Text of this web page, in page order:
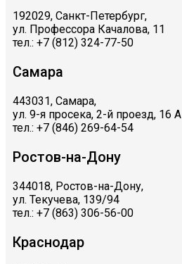
192029, Санкт-Петербург,
ул. Профессора Качалова, 11
тел.: +7 (812) 324-77-50
Самара
443031, Самара,
ул. 9-я просека, 2-й проезд, 16 А
тел.: +7 (846) 269-64-54
Ростов-на-Дону
344018, Ростов-на-Дону,
ул. Текучева, 139/94
тел.: +7 (863) 306-56-00
Краснодар